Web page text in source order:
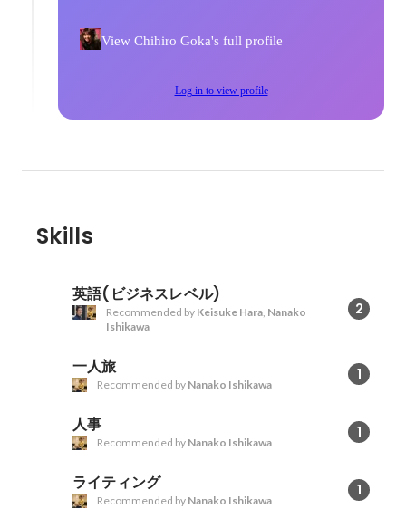
View Chihiro Goka's full profile
Log in to view profile
Skills
英語(ビジネスレベル)
2
Recommended by Keisuke Hara Nanako
Ishikawa
一人旅 1
Recommended by Nanako Ishikawa
人事 1
Recommended by Nanako Ishikawa
ライティング 1
Recommended by Nanako Ishikawa